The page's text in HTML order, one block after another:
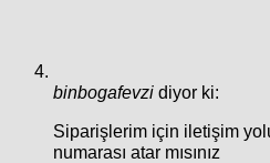
binbogafevzi diyor ki:
Siparişlerim için iletişim
numarası atar mısınız